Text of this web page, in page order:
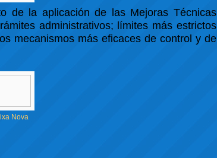
de la aplicación de las Mejoras Técnicas
administrativos; límites más estrictos
mecanismos más eficaces de control y de
Nova